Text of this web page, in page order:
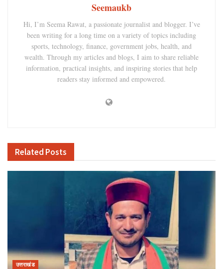
Seemaukb
Hi, I’m Seema Rawat, a passionate journalist and blogger. I’ve
been writing for a long time on a variety of topics including
sports, technology, finance, government jobs, health, and
wealth. Through my articles and blogs, I aim to share reliable
information, practical insights, and inspiring stories that help
readers stay informed and empowered.
Related Posts
उत्तराखंड